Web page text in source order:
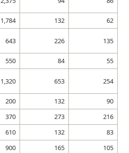
1,784 132
62
643 226 135
550 84
55
1,320 653 254
200 132
90
370 273
216
610 132
83
900 165
105